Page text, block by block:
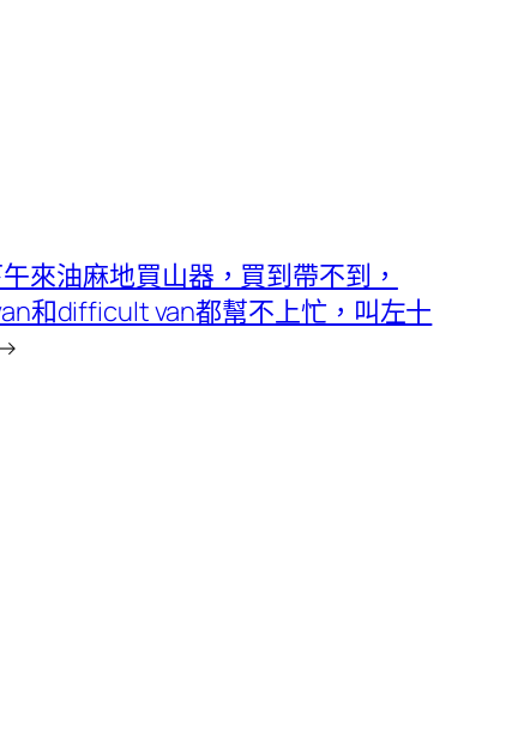
來油麻地買山器，買到帶不到，
和difficult van都幫不上忙，叫左十